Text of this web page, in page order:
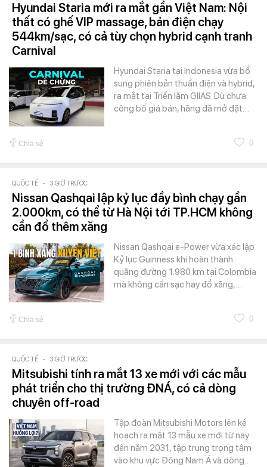
Hyundai Staria mới ra mắt gần Việt Nam: Nội
thất có ghế VIP massage, bản điện chạy
544km/sạc, có cả tùy chọn hybrid cạnh tranh
Carnival
Hyundai Staria tại Indonesia vừa bổ
sung phiên bản thuần điện và hybrid,
ra mắt tại Triển lãm GIIAS. Dù chưa
công bố giá bán, hãng đã mở đặt…
Chia sẻ 0
QUỐC TẾ - 3 GIỜ TRƯỚC
Nissan Qashqai lập kỷ lục đầy bình chạy gần
2.000km, có thể từ Hà Nội tới TP.HCM không
cần đổ thêm xăng
Nissan Qashqai e-Power vừa xác lập
Kỷ lục Guinness khi hoàn thành
quãng đường 1.980 km tại Colombia
mà không cần sạc hay đổ xăng,…
Chia sẻ 0
QUỐC TẾ - 3 GIỜ TRƯỚC
Mitsubishi tính ra mắt 13 xe mới với các mẫu
phát triển cho thị trường ĐNÁ, có cả dòng
chuyên off-road
Tập đoàn Mitsubishi Motors lên kế
hoạch ra mắt 13 mẫu xe mới từ nay
đến năm 2031, tập trung trọng tâm
vào khu vực Đông Nam Á và dòng…